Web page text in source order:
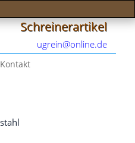
Schreinerartikel
ugrein@online.de
Kontakt